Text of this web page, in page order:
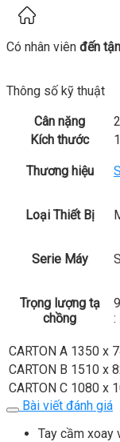
Có nhân viên đến
Thông số kỹ thuật
Cân nặng
Kích thước
Thương hiệu
Loại Thiết Bị
Serie Máy
Trọng lượng tạ
chồng
:
CARTON A 1350 x
CARTON B 1510 x
CARTON C 1080 x
Bài viết đánh giá
Tay cầm xoay